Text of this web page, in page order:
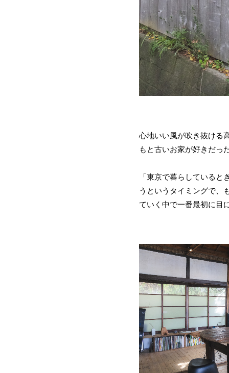
心地いい風が吹き抜ける
もと古いお家が好きだっ
「東京で暮らしている
うというタイミングで、
ていく中で一番最初に目